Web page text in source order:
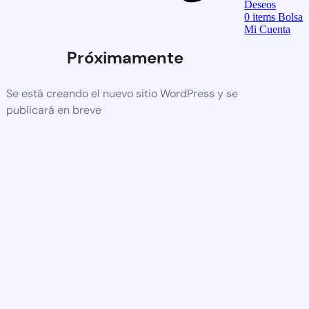
Próximamente
Se está creando el nuevo sitio WordPress y se
publicará en breve
Deseos
0items Bolsa
Mi Cuenta